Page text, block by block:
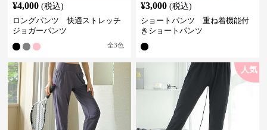
¥4,000 (税込)
ロングパンツ 快適ストレッチ
ジョガーパンツ
全3色
¥3,000 (税込)
ショートパンツ 重ね着機能付
きショートパンツ
人気